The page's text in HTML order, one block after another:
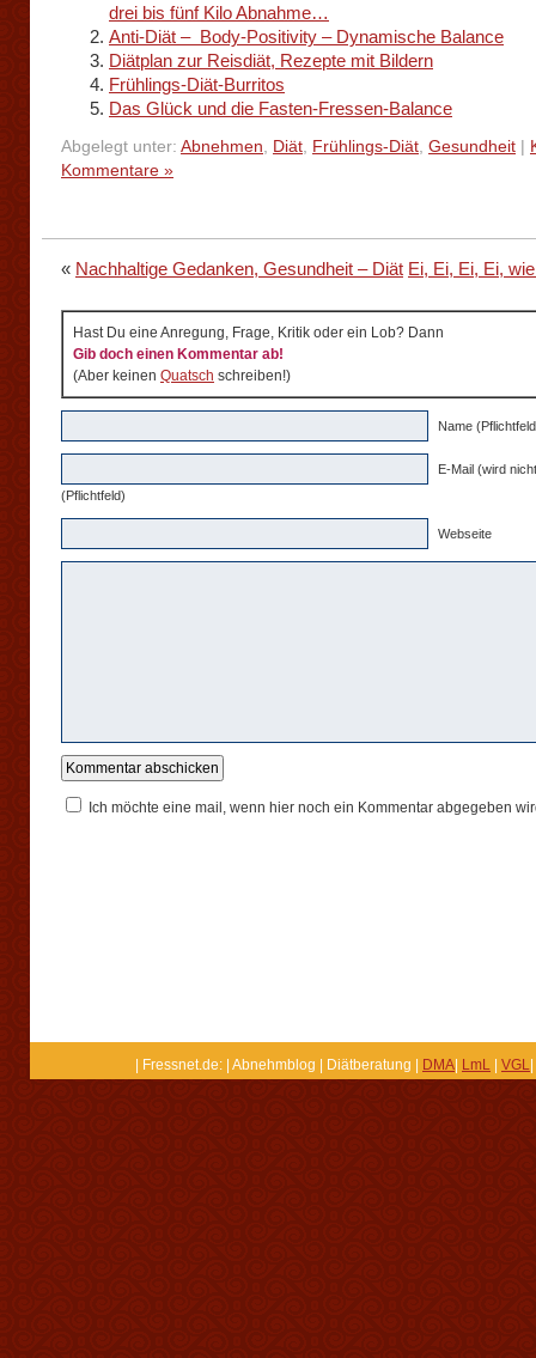
drei bis fünf Kilo Abnahme…
Anti-Diät – Body-Positivity – Dynamische Balance
Diätplan zur Reisdiät, Rezepte mit Bildern
Frühlings-Diät-Burritos
Das Glück und die Fasten-Fressen-Balance
Abgelegt unter: Abnehmen, Diät, Frühlings-Diät, Gesundheit
Kommentare »
« Nachhaltige Gedanken, Gesundheit – Diät Ei, Ei, Ei, Ei,
Hast Du eine Anregung, Frage, Kritik oder ein Lob? Dann
Gib doch einen Kommentar ab!
(Aber keinen Quatsch schreiben!)
Name
E-Mail (wird
(Pflichtfeld)
Webseite
Ich möchte eine mail, wenn hier noch ein Kommentar abgegeben
| Fressnet.de: | Abnehmblog | Diätberatung | DMA LmL VGL